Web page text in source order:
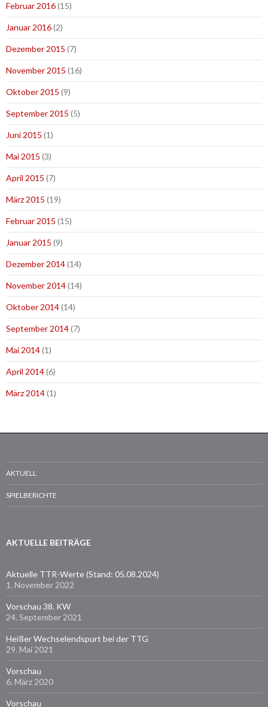
Februar 2016(15)
Januar 2016(2)
Dezember 2015 (7)
November 2015 (16)
Oktober 2015 (9)
September 2015 (5)
Juni 2015 (1)
Mai 2015 (3)
April 2015 (7)
März 2015 (19)
Februar 2015 (15)
Januar 2015 (9)
Dezember 2014(14)
November 2014(14)
Oktober 2014(14)
September 2014(7)
Mai 2014(1)
April 2014(6)
März 2014(1)
AKTUELL
SPIELBERICHTE
AKTUELLE BEITRÄGE
Aktuelle TTR-Werte (Stand: 05.08.2024)
1. November 2022
Vorschau 38. KW
24. September 2021
Heißer Wechselendspurt bei der TTG
29. Mai 2021
Vorschau
6. März 2020
Vorschau